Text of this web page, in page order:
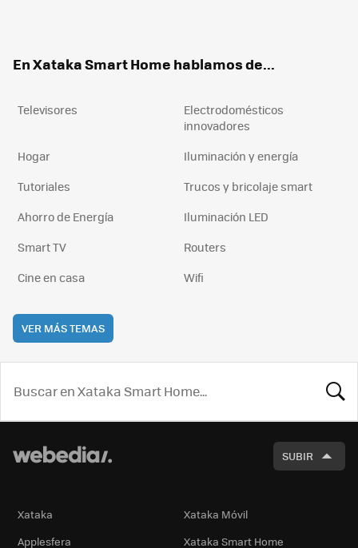
En Xataka Smart Home hablamos de...
Televisores
Electrodomésticos
innovadores
Hogar
Iluminación y energía
Tutoriales
Trucos y bricolaje smart
Ahorro de Energía
Iluminación LED
Smart TV
Routers
Cine en casa
Wifi
VER MÁS TEMAS
SUBIR
Xataka
Xataka Móvil
Applesfera
Xataka Smart Home